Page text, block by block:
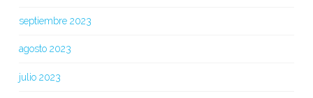
septiembre 2023
agosto 2023
julio 2023